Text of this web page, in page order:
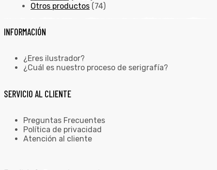
Otros productos (74)
INFORMACIÓN
¿Eres ilustrador?
¿Cuál es nuestro proceso de serigrafía?
SERVICIO AL CLIENTE
Preguntas Frecuentes
Política de privacidad
Atención al cliente